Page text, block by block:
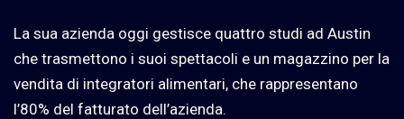
La sua azienda oggi gestisce quattro studi ad Austin
che trasmettono i suoi spettacoli e un magazzino per la
vendita di integratori alimentari, che rappresentano
l’80% del fatturato dell’azienda.